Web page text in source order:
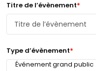
Titre de l’évènement*
Type d’évènement*